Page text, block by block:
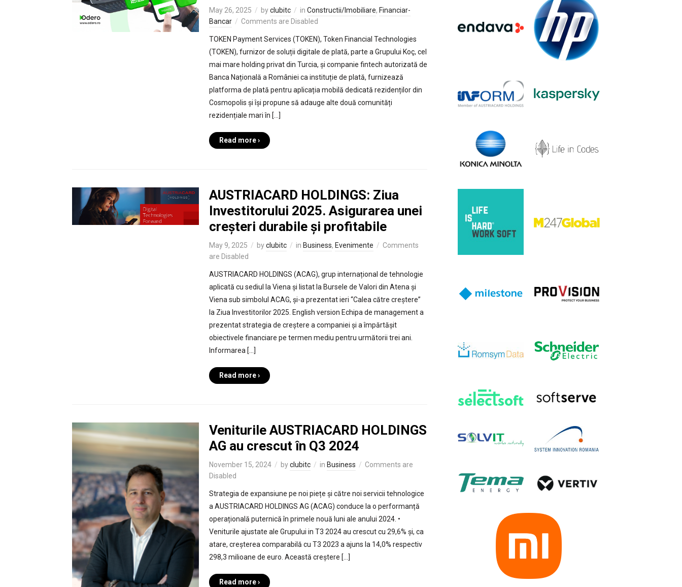
May 26, 2025 byclubitc in Constructii/Imobiliare, Financiar-
Bancar
Comments are Disabled
TOKEN Payment Services (TOKEN), Token Financial Technologies
(TOKEN), furnizor de soluții digitale de plată, parte a Grupului Koç, cel
mai mare holding privat din Turcia, și companie fintech autorizată de
Banca Națională a României ca instituție de plată, furnizează
platforma de plată pentru aplicația mobilă dedicată rezidenților din
Cosmopolis și își propune să adauge alte două comunități
rezidențiale mari în […]
Read more ›
AUSTRIACARD HOLDINGS: Ziua
Investitorului 2025. Asigurarea unei
creșteri durabile și profitabile
May 9, 2025 byclubitc in Business, Evenimente
Comments
are Disabled
AUSTRIACARD HOLDINGS (ACAG), grup internațional de tehnologie
aplicată cu sediul la Viena și listat la Bursele de Valori din Atena și
Viena sub simbolul ACAG, și-a prezentat ieri “Calea către creștere”
la Ziua Investitorilor 2025. English version Echipa de management a
prezentat strategia de creștere a companiei și a împărtășit
obiectivele financiare pe termen mediu pentru următorii trei ani.
Informarea […]
Read more ›
Veniturile AUSTRIACARD HOLDINGS
AG au crescut în Q3 2024
November 15, 2024 byclubitc in Business
Comments are
Disabled
Strategia de expansiune pe noi piețe și către noi servicii tehnologice
a AUSTRIACARD HOLDINGS AG (ACAG) conduce la o performanță
operațională puternică în primele nouă luni ale anului 2024. •
Veniturile ajustate ale Grupului in T3 2024 au crescut cu 29,6% și, ca
atare, creșterea comparabilă cu T3 2023 a ajuns la 14,0% respectiv
298,3 milioane de euro. Această creștere […]
Read more ›